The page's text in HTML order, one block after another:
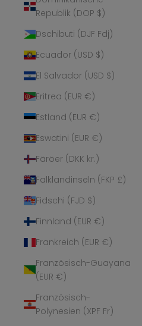
Republik (DOP $)
Dschibuti (DJF Fdj)
Ecuador (USD $)
El Salvador (USD $)
Eritrea (EUR €)
Estland (EUR €)
Eswatini (EUR €)
Färöer (DKK kr.)
Falklandinseln (FKP £)
Fidschi (FJD $)
Finnland (EUR €)
Frankreich (EUR €)
Französisch-Guayana
(EUR €)
Französisch-
Polynesien (XPF Fr)